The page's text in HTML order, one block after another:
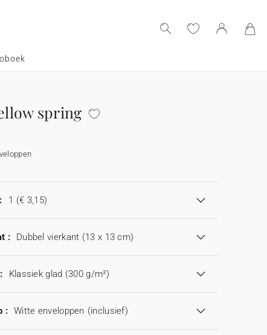
spring
1 (€ 3,15)
: Dubbel vierkant (13 x 13 cm)
Klassiek glad (300 g/m²)
: Witte enveloppen (inclusief)